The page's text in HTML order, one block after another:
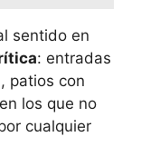
sentido en
: entradas
patios con
los que no
cualquier